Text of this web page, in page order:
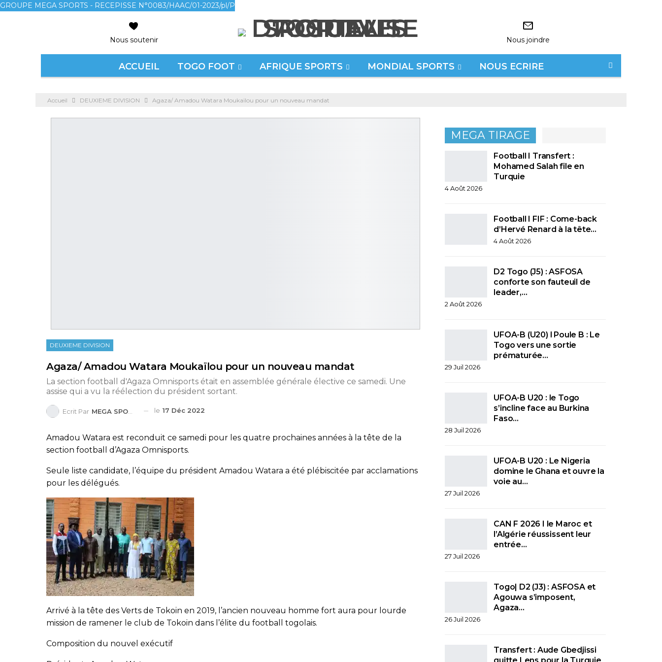
GROUPE MEGA SPORTS - RECEPISSE N°0083/HAAC/01-2023/pl/P
Nous soutenir Nous joindre
ACCUEIL TOGO FOOT AFRIQUE SPORTS MONDIAL SPORTS NOUS ECRIRE
Accueil DEUXIEME DIVISION Agaza/ Amadou Watara Moukaïlou pour un nouveau mandat
DEUXIEME DIVISION
Agaza/ Amadou Watara Moukaïlou pour un nouveau mandat
La section football d'Agaza Omnisports était en assemblée générale élective ce samedi. Une
assise qui a vu la réélection du président sortant.
Ecrit Par MEGA SPORTS le 17 Déc 2022
Amadou Watara est reconduit ce samedi pour les quatre prochaines années à la tête de la
section football d’Agaza Omnisports.
Seule liste candidate, l’équipe du président Amadou Watara a été plébiscitée par acclamations
pour les délégués.
Arrivé à la tête des Verts de Tokoin en 2019, l’ancien nouveau homme fort aura pour lourde
mission de ramener le club de Tokoin dans l’élite du football togolais.
Composition du nouvel exécutif
MEGA TIRAGE
Football I Transfert :
Mohamed Salah file en
Turquie
4 Août 2026
Football I FIF : Come-back
d’Hervé Renard à la tête…
4 Août 2026
D2 Togo (J5) : ASFOSA
conforte son fauteuil de
leader,…
2 Août 2026
UFOA-B (U20) l Poule B : Le
Togo vers une sortie
prématurée…
29 Juil 2026
UFOA-B U20 : le Togo
s’incline face au Burkina
Faso…
28 Juil 2026
UFOA-B U20 : Le Nigeria
domine le Ghana et ouvre la
voie au…
27 Juil 2026
CAN F 2026 I le Maroc et
l’Algérie réussissent leur
entrée…
27 Juil 2026
Togo| D2 (J3) : ASFOSA et
Agouwa s’imposent,
Agaza…
26 Juil 2026
Transfert : Aude Gbedjissi
quitte Lens pour la Turquie